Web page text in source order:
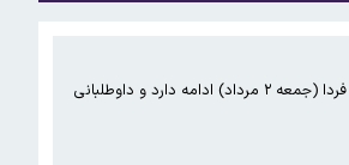
ثبت‌نام مصاحبه با تأخیر آزمون دکتری تخصصی و دوره بدون‌آزمون ویژه استعداد‌های درخشان دانشگاه آزاد اسلامی که از ۲۴ تیر آغاز شده بود، تا ساعت ۲۴ فردا (جمعه ۲ مرداد) ادامه دارد و داوطلبانی